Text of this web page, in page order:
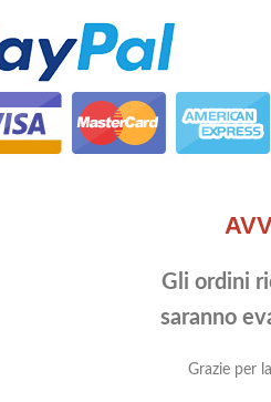
Gli ordini
saranno
Grazie per